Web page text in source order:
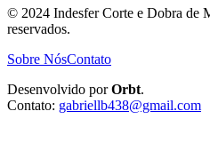
© 2024 Indesfer Corte e Dobra de
reservados.
Sobre NósContato
Desenvolvido porOrbt.
Contato: gabriellb438@gmail.com